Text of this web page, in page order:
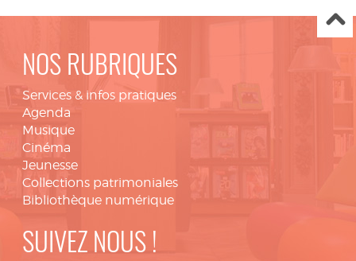
NOS RUBRIQUES
Services & infos pratiques
Agenda
Musique
Cinéma
Jeunesse
Collections patrimoniales
Bibliothèque numérique
SUIVEZ NOUS !